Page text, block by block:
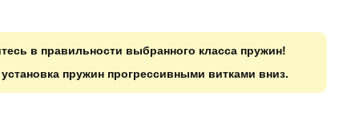
в правильности выбранного класса пружин!
пружин прогрессивными витками вниз.